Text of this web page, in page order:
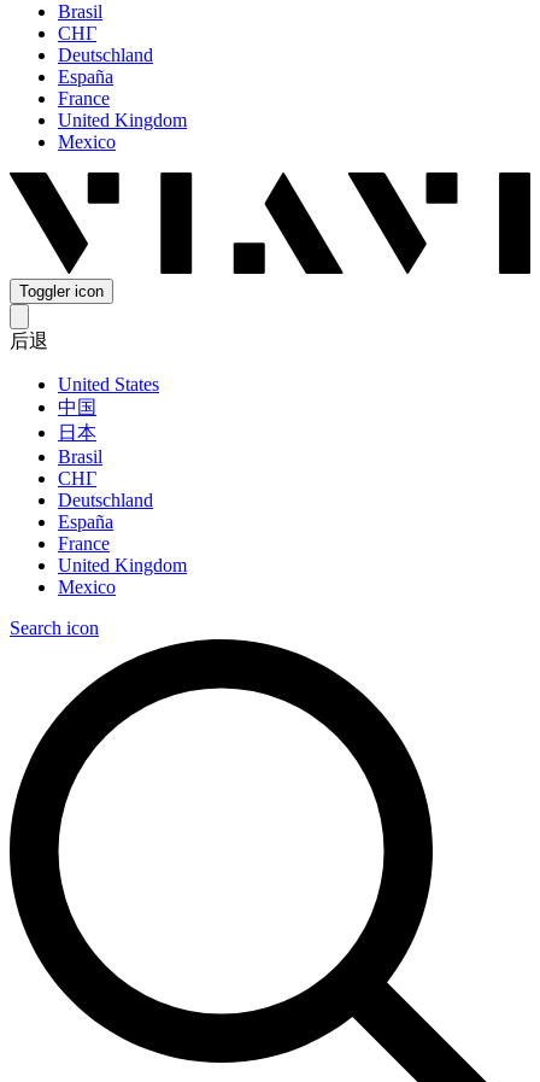
Brasil
СНГ
Deutschland
España
France
United Kingdom
Mexico
Toggler icon
后退
United States
中国
日本
Brasil
СНГ
Deutschland
España
France
United Kingdom
Mexico
Search icon